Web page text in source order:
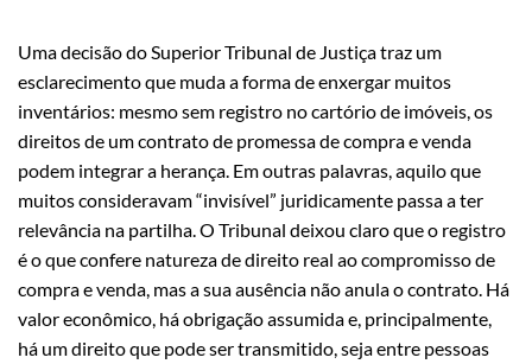
Uma decisão do Superior Tribunal de Justiça traz um
esclarecimento que muda a forma de enxergar muitos
inventários: mesmo sem registro no cartório de imóveis, os
direitos de um contrato de promessa de compra e venda
podem integrar a herança. Em outras palavras, aquilo que
muitos consideravam “invisível” juridicamente passa a ter
relevância na partilha. O Tribunal deixou claro que o registro
é o que confere natureza de direito real ao compromisso de
compra e venda, mas a sua ausência não anula o contrato. Há
valor econômico, há obrigação assumida e, principalmente,
há um direito que pode ser transmitido, seja entre pessoas